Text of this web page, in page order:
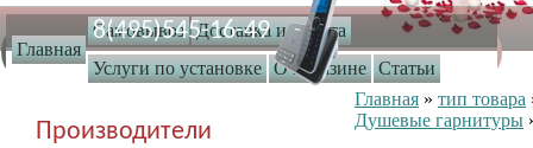
Главная
Самовывоз Доставка и оплата
Услуги по установке О магазине Статьи
8(495)545-16-49
Производители
Главная » тип товара
Душевые гарнитуры